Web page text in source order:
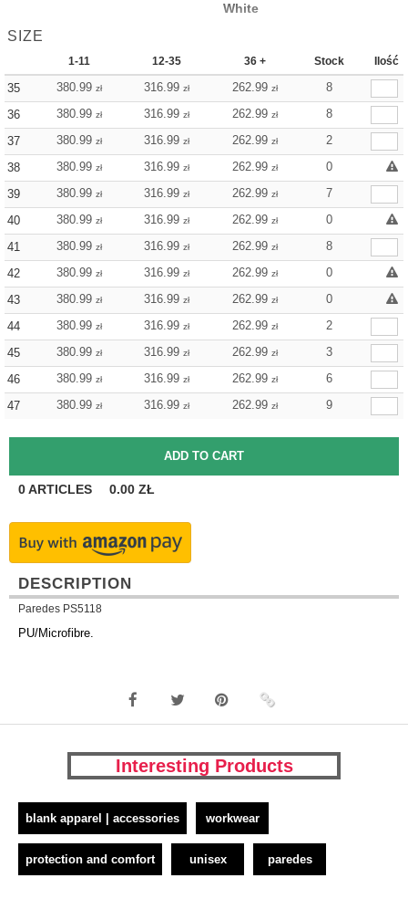
White
SIZE
1-11 12-35 36 + Stock Ilość
35 380.99 zł 316.99 zł 262.99 zł
8
36
380.99 zł 316.99 zł 262.99 zł
8
37
380.99 zł 316.99 zł 262.99 zł
2
38
380.99 zł 316.99 zł 262.99 zł
0
39
380.99 zł 316.99 zł 262.99 zł
7
40
380.99 zł 316.99 zł 262.99 zł
0
41
380.99 zł 316.99 zł 262.99 zł
8
42
380.99 zł 316.99 zł 262.99 zł
0
43
380.99 zł 316.99 zł 262.99 zł
0
44
380.99 zł 316.99 zł 262.99 zł
2
45
380.99 zł 316.99 zł 262.99 zł
3
46
380.99 zł 316.99 zł 262.99 zł
6
47
380.99 zł 316.99 zł 262.99 zł 9
0ARTICLES 0.00 ZŁ
DESCRIPTION
Paredes PS5118
PU/Microfibre.
Interesting Products
blank apparel | accessories workwear
protection and comfort unisex paredes